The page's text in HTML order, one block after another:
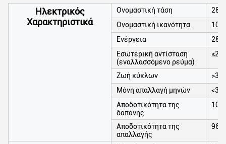
Ηλεκτρικός
Χαρακτηριστικά
Ονομαστική τάση
Ονομαστική ικανότητα
Ενέργεια
Εσωτερική αντίσταση
(εναλλασσόμενο ρεύμα)
Ζωή κύκλων
Μόνη απαλλαγή μηνών
<3>
Αποδοτικότητα της
δαπάνης
Αποδοτικότητα της
απαλλαγής